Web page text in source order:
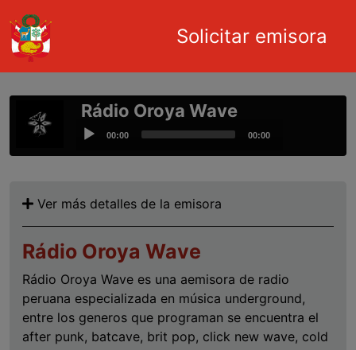
Pasar al contenido principal
Main navigation
Solicitar emisora
Rádio Oroya Wave
Audio00:00 00:00
Ver más detalles de la emisora
Rádio Oroya Wave
Rádio Oroya Wave es una aemisora de radio
peruana especializada en música underground,
entre los generos que programan se encuentra el
after punk, batcave, brit pop, click new wave, cold